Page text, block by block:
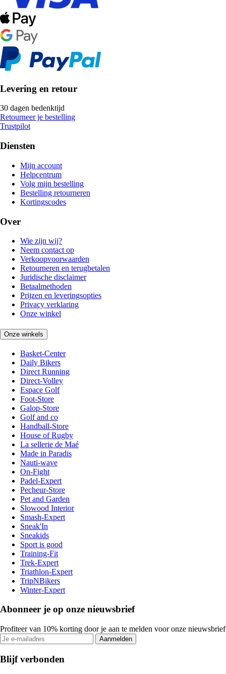
Levering en retour
30 dagen bedenktijd
Retourneer je bestelling
Trustpilot
Diensten
Mijn account
Helpcentrum
Volg mijn bestelling
Bestelling retourneren
Kortingscodes
Over
Wie zijn wij?
Neem contact op
Verkoopvoorwaarden
Retourneren en terugbetalen
Juridische disclaimer
Betaalmethoden
Prijzen en leveringsopties
Privacy verklaring
Onze winkel
Onze winkels
Basket-Center
Daily Bikers
Direct Running
Direct-Volley
Espace Golf
Foot-Store
Galop-Store
Golf and co
Handball-Store
House of Rugby
La sellerie de Maé
Made in Paradis
Nauti-wave
On-Fight
Padel-Expert
Pecheur-Store
Pet and Garden
Slowood Interior
Smash-Expert
Sneak'In
Sneakids
Sport is good
Training-Fit
Trek-Expert
Triathlon-Expert
TripNBikers
Winter-Expert
Abonneer je op onze nieuwsbrief
Profiteer van 10% korting door je aan te melden voor onze nieuwsbrief
Aanmelden
Blijf verbonden